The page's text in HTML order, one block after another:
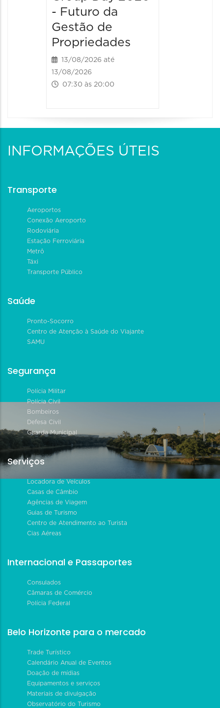
- Futuro da
Gestão de
Propriedades
13/08/2026 até
13/08/2026
07:30 às 20:00
INFORMAÇÕES ÚTEIS
Transporte
Aeroportos
Conexão Aeroporto
Rodoviária
Estação Ferroviária
Metrô
Táxi
Transporte Público
Saúde
Pronto-Socorro
Centro de Atenção à Saúde do Viajante
SAMU
Segurança
Polícia Militar
Polícia Civil
Bombeiros
Defesa Civil
Guarda Municipal
Serviços
Locadora de Veículos
Casas de Câmbio
Agências de Viagem
Guias de Turismo
Centro de Atendimento ao Turista
Cias Aéreas
Internacional e Passaportes
Consulados
Câmaras de Comércio
Polícia Federal
Belo Horizonte para o mercado
Trade Turístico
Calendário Anual de Eventos
Doação de mídias
Equipamentos e serviços
Materiais de divulgação
Observatório do Turismo